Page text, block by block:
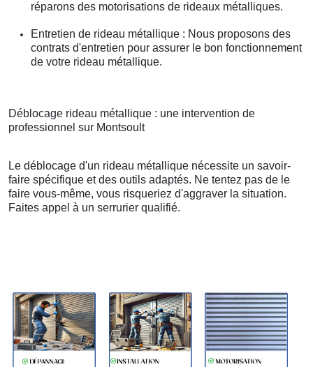
réparons des motorisations de rideaux métalliques.
Entretien de rideau métallique : Nous proposons des
contrats d'entretien pour assurer le bon fonctionnement
de votre rideau métallique.
Déblocage rideau métallique : une intervention de
professionnel sur Montsoult
Le déblocage d'un rideau métallique nécessite un savoir-
faire spécifique et des outils adaptés. Ne tentez pas de le
faire vous-même, vous risqueriez d'aggraver la situation.
Faites appel à un serrurier qualifié.